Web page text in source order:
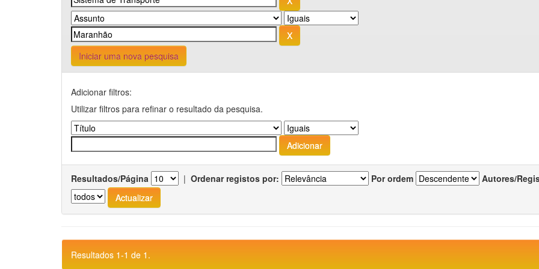
Iniciar uma nova pesquisa
Adicionar filtros:
Utilizar filtros para refinar o resultado da pesquisa.
Resultados/Página | Ordenar registos por: Por ordem Autores/
Resultados 1-1 de 1.